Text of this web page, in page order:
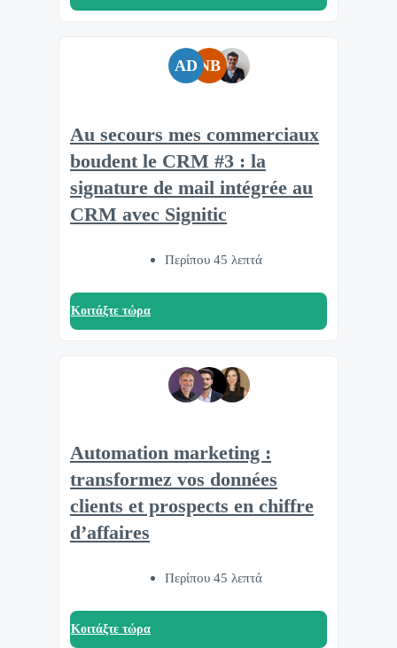
AD NB
Au secours mes commerciaux
boudent le CRM #3 : la
signature de mail intégrée au
CRM avec Signitic
Περίπου 45 λεπτά
Κοιτάξτε τώρα
Automation marketing :
transformez vos données
clients et prospects en chiffre
d’affaires
Περίπου 45 λεπτά
Κοιτάξτε τώρα